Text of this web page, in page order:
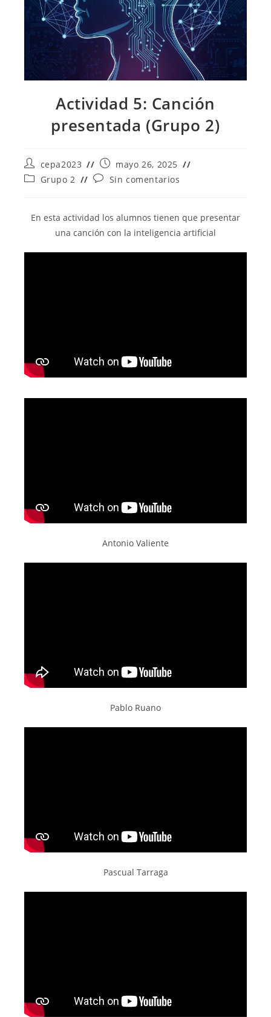
Actividad 5: Canción
presentada (Grupo 2)
Autor
de
la
cepa2023
Publicación
de
mayo 26, 2025
Categoría
entrada:
Grupo 2
Comentarios
entrada:
Sin comentarios
En esta actividad los alumnos tienen que presentar
una canción con la inteligencia artificial
Antonio Valiente
Pablo Ruano
Pascual Tarraga